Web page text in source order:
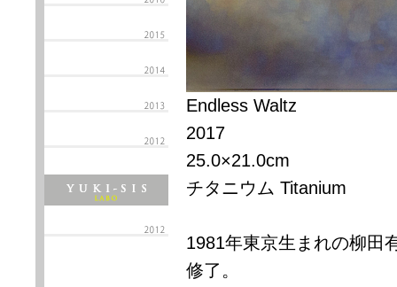
Endless Waltz
2017
25.0×21.0cm
チタニウム Titanium
1981年東京生まれの柳田
修了。